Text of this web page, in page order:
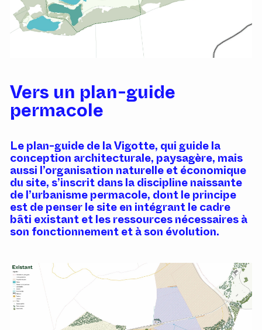
Vers un plan-guide
permacole
Le plan-guide de la Vigotte, qui guide la
conception architecturale, paysagère, mais
aussi l’organisation naturelle et économique
du site, s’inscrit dans la discipline naissante
de l’urbanisme permacole, dont le principe
est de penser le site en intégrant le cadre
bâti existant et les ressources nécessaires à
son fonctionnement et à son évolution.